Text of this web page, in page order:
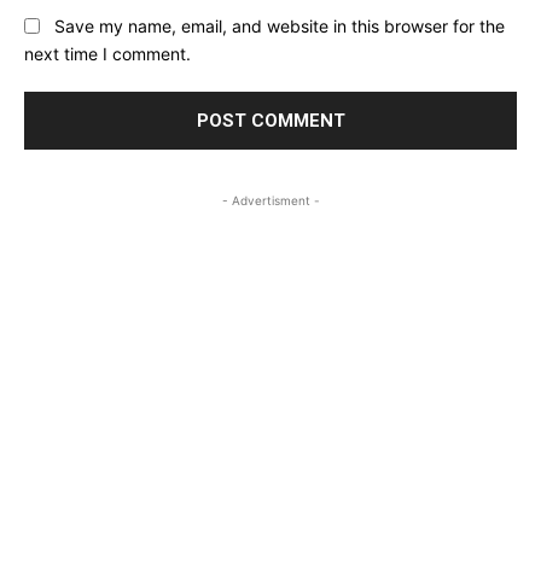
Save my name, email, and website in this browser for the
next time I comment.
- Advertisment -